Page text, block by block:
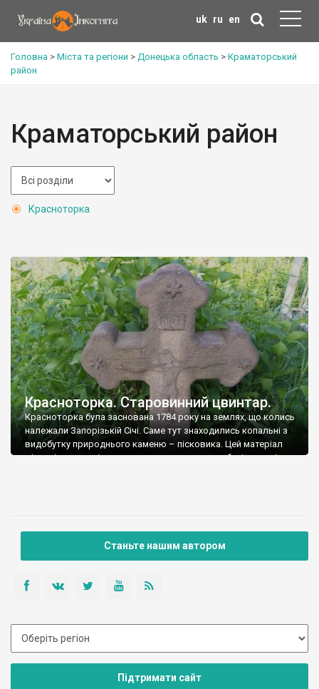
uk ru en
Головна > Міста та регіони > Донецька область > Краматорський
район
Краматорський район
Красноторка
Красноторка. Старовинний цвинтар.
Красноторка була заснована 1784 року на землях, що колись
належали Запорізькій Січі. Саме тут знаходились копальні з
видобутку природнього каменю – пісковика. Цей матеріал
місцеві мешканці широко використовували у будівництві як
Станьте нашим автором
Підтримати сайт